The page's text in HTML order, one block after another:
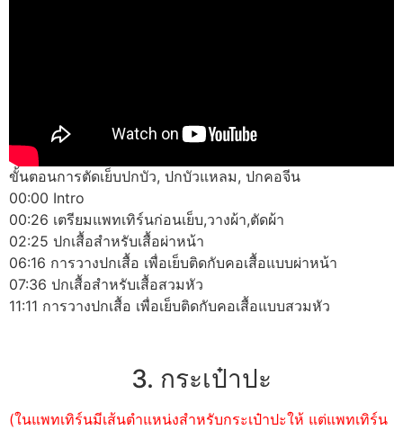
ขั้นตอนการตัดเย็บปกบัว, ปกบัวแหลม, ปกคอจีน
00:00 Intro
00:26 เตรียมแพทเทิร์นก่อนเย็บ,วางผ้า,ตัดผ้า
02:25 ปกเสื้อสำหรับเสื้อผ่าหน้า
06:16 การวางปกเสื้อ เพื่อเย็บติดกับคอเสื้อแบบผ่าหน้า
07:36 ปกเสื้อสำหรับเสื้อสวมหัว
11:11 การวางปกเสื้อ เพื่อเย็บติดกับคอเสื้อแบบสวมหัว
3. กระเป๋าปะ
(ในแพทเทิร์นมีเส้นตำแหน่งสำหรับกระเป๋าปะให้ แต่แพทเทิร์น